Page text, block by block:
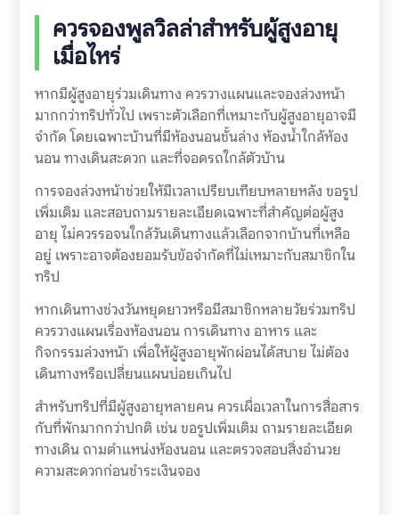
ควรจองพูลวิลล่าสำหรับผู้สูงอายุ
เมื่อไหร่
หากมีผู้สูงอายุร่วมเดินทาง ควรวางแผนและจองล่วงหน้า
มากกว่าทริปทั่วไป เพราะตัวเลือกที่เหมาะกับผู้สูงอายุอาจมี
จำกัด โดยเฉพาะบ้านที่มีห้องนอนชั้นล่าง ห้องน้ำใกล้ห้อง
นอน ทางเดินสะดวก และที่จอดรถใกล้ตัวบ้าน
การจองล่วงหน้าช่วยให้มีเวลาเปรียบเทียบหลายหลัง ขอรูป
เพิ่มเติม และสอบถามรายละเอียดเฉพาะที่สำคัญต่อผู้สูง
อายุ ไม่ควรรอจนใกล้วันเดินทางแล้วเลือกจากบ้านที่เหลือ
อยู่ เพราะอาจต้องยอมรับข้อจำกัดที่ไม่เหมาะกับสมาชิกใน
ทริป
หากเดินทางช่วงวันหยุดยาวหรือมีสมาชิกหลายวัยร่วมทริป
ควรวางแผนเรื่องห้องนอน การเดินทาง อาหาร และ
กิจกรรมล่วงหน้า เพื่อให้ผู้สูงอายุพักผ่อนได้สบาย ไม่ต้อง
เดินทางหรือเปลี่ยนแผนบ่อยเกินไป
สำหรับทริปที่มีผู้สูงอายุหลายคน ควรเผื่อเวลาในการสื่อสาร
กับที่พักมากกว่าปกติ เช่น ขอรูปเพิ่มเติม ถามรายละเอียด
ทางเดิน ถามตำแหน่งห้องนอน และตรวจสอบสิ่งอำนวย
ความสะดวกก่อนชำระเงินจอง